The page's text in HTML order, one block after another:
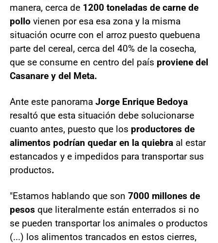
manera, cerca de 1200 toneladas de carne de
pollo vienen por esa esa zona y la misma
situación ocurre con el arroz puesto quebuena
parte del cereal, cerca del 40% de la cosecha,
que se consume en centro del país proviene del
Casanare y del Meta.
Ante este panorama Jorge Enrique Bedoya
resaltó que esta situación debe solucionarse
cuanto antes, puesto que los productores de
alimentos podrían quedar en la quiebra al estar
estancados y e impedidos para transportar sus
productos.
"Estamos hablando que son 7000 millones de
pesos que literalmente están enterrados si no
se pueden transportar los animales o productos
(...) los alimentos trancados en estos cierres,